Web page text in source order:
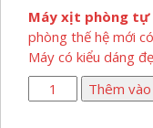
Máy xịt phòng tự
phòng thế hệ mới
Máy có kiểu dáng
Máy
Xịt
Thêm